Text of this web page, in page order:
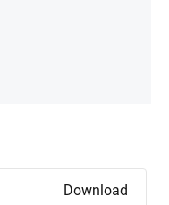
Download